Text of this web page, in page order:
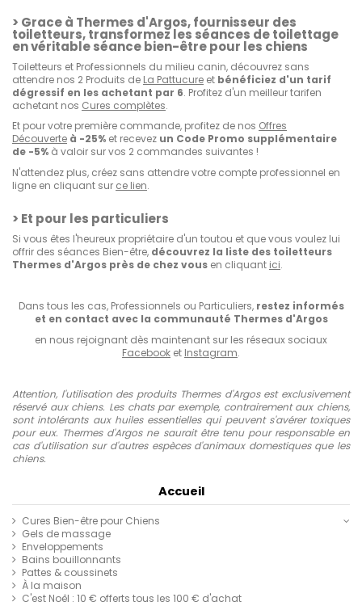
> Grace à Thermes d'Argos, fournisseur des
toiletteurs, transformez les séances de toilettage
en véritable séance bien-être pour les chiens
Toiletteurs et Professionnels du milieu canin, découvrez sans
attendre nos 2 Produits de La Pattucure et bénéficiez d'un tarif
dégressif en les achetant par 6. Profitez d'un meilleur tarifen
achetant nos Cures complètes.
Et pour votre première commande, profitez de nos Offres
Découverte à -25% et recevez un Code Promo supplémentaire
de -5% à valoir sur vos 2 commandes suivantes !
N'attendez plus, créez sans attendre votre compte professionnel en
ligne en cliquant sur ce lien.
> Et pour les particuliers
Si vous êtes l'heureux propriétaire d'un toutou et que vous voulez lui
offrir des séances Bien-être, découvrez la liste des toiletteurs
Thermes d'Argos près de chez vous en cliquant ici.
Dans tous les cas, Professionnels ou Particuliers, restez informés
et en contact avec la communauté Thermes d'Argos
en nous rejoignant dès maintenant sur les réseaux sociaux
Facebook et Instagram.
Attention, l'utilisation des produits Thermes d'Argos est exclusivement
réservé aux chiens. Les chats par exemple, contrairement aux chiens,
sont intolérants aux huiles essentielles qui peuvent s'avérer toxiques
pour eux. Thermes d'Argos ne saurait être tenu pour responsable en
cas d'utilisation sur d'autres espèces d'animaux domestiques que les
chiens.
Accueil
Cures Bien-être pour Chiens
Gels de massage
Enveloppements
Bains bouillonnants
Pattes & coussinets
À la maison
C'est Noêl : 10 € offerts tous les 100 € d'achat